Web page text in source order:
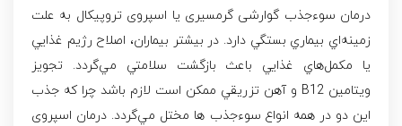
درمان‌ سوءجذب گوارشی گرمسیری یا اسپروی تروپیکال به‌ علت‌
زمينه‌اي‌ بيماري‌ بستگي‌ دارد. در بيشتر بيماران‌، اصلاح‌ رژيم‌ غذايي‌
يا مكمل‌هاي‌ غذايي‌ باعث‌ بازگشت‌ سلامتي‌ مي‌گردد. تجويز
ويتامين‌ B12 و آهن‌ تزريقي‌ ممكن‌ است‌ لازم‌ باشد چرا كه‌ جذب‌
اين‌ دو در همه‌ انواع‌ سوءجذب‌ ها مختل‌ مي‌گردد. درمان اسپروی